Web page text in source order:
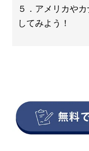
５．アメリカや
してみよう！